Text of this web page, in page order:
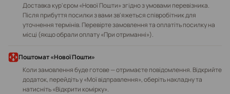
Доставка кур'єром «Нової Пошти» згідно з умовами перевізника.
Після прибуття посилки з вами зв'яжеться співробітник для
уточнення термінів. Перевірте замовлення та оплатіть посилку на
місці (якщо обрали оплату «При отриманні»).
Поштомат «Нової Пошти»
Коли замовлення буде готове — отримаєте повідомлення. Відкрийте
додаток, перейдіть у «Мої відправлення», оберіть накладну та
натисніть «Відкрити комірку».